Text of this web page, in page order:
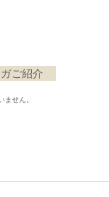
ご紹介
ません。